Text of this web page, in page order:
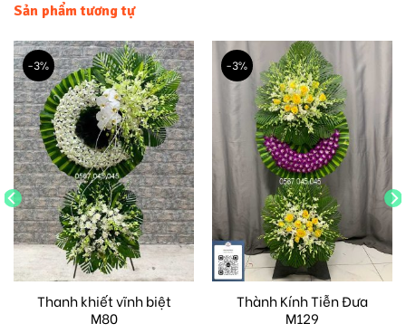
Sản phẩm tương tự
-3%
Thanh khiết vĩnh biệt
M80
-3%
Thành Kính Tiễn Đưa
M129